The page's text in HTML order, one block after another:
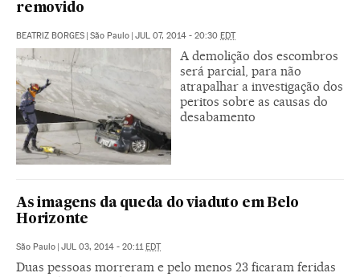
removido
BEATRIZ BORGES | São Paulo | JUL 07, 2014 - 20:30 EDT
A demolição dos escombros
será parcial, para não
atrapalhar a investigação dos
peritos sobre as causas do
desabamento
As imagens da queda do viaduto em Belo
Horizonte
São Paulo | JUL 03, 2014 - 20:11EDT
Duas pessoas morreram e pelo menos 23 ficaram feridas